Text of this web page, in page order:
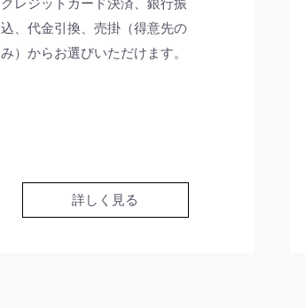
込、代金引換、売掛（得意先の
み）からお選びいただけます。
詳しく見る